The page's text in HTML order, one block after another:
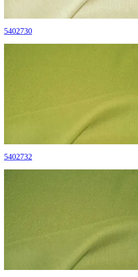
5402730
5402732